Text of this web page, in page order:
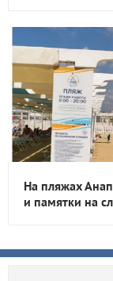
На пляжах
и памятки на